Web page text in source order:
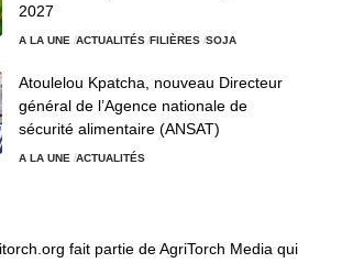
2027
A LA UNE ACTUALITÉS FILIÈRES SOJA
Atoulelou Kpatcha, nouveau Directeur
général de l’Agence nationale de
sécurité alimentaire (ANSAT)
A LA UNE ACTUALITÉS
fait partie de AgriTorch Media qui